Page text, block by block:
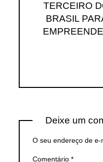
TERCEIRO
BRASIL
Deixe um
O seu endereço de e-
Comentário *